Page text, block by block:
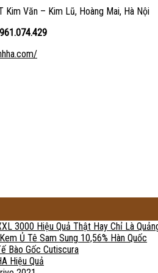
Kim Văn – Kim Lũ, Hoàng Mai, Hà Nội
3000 Hiệu Quả Thật Hay Chỉ Là
Ủ Tê Sam Sung 10,56% Hàn Quốc
Bào Gốc Cutiscura
Hiệu Quả